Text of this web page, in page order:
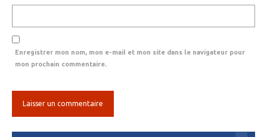
Enregistrer mon nom, mon e-mail et mon site dans le navigateur pour
mon prochain commentaire.